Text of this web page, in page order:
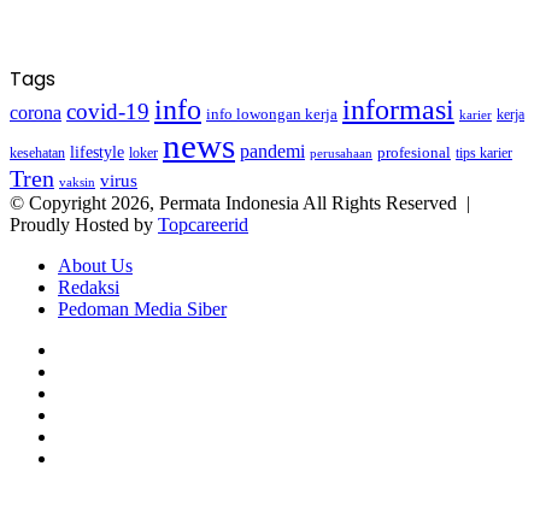
Tags
corona covid-19 info info lowongan kerja informasi karier kerja
kesehatan lifestyle loker news pandemi perusahaan profesional tips karier
Tren vaksin virus
© Copyright 2026, Permata Indonesia All Rights Reserved |
Proudly Hosted by Topcareerid
About Us
Redaksi
Pedoman Media Siber